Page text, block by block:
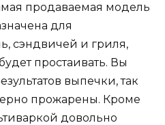
продаваемая модель
для
сэндвичей и гриля,
простаивать. Вы
выпечки, так
прожарены. Кроме
довольно